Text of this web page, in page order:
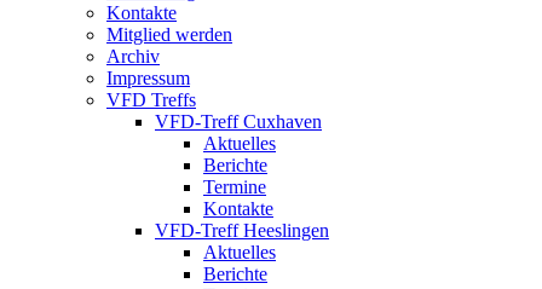
Kontakte
Mitglied werden
Archiv
Impressum
VFD Treffs
VFD-Treff Cuxhaven
Aktuelles
Berichte
Termine
Kontakte
VFD-Treff Heeslingen
Aktuelles
Berichte